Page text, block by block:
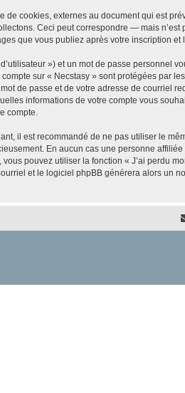
cookies, externes au document qui est
Ceci peut correspondre — mais
que vous publiez après votre inscription
») et un mot de passe personnel
sur « Necstasy » sont protégées par
de passe et de votre adresse de courriel
informations de votre compte vous
compte.
il est recommandé de ne pas utiliser le
En aucun cas une personne
pouvez utiliser la fonction « J’ai perdu
et le logiciel phpBB générera alors un